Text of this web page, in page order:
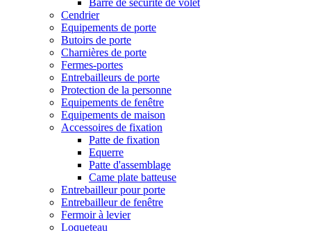
Barre de sécurité de volet
Cendrier
Equipements de porte
Butoirs de porte
Charnières de porte
Fermes-portes
Entrebailleurs de porte
Protection de la personne
Equipements de fenêtre
Equipements de maison
Accessoires de fixation
Patte de fixation
Equerre
Patte d'assemblage
Came plate batteuse
Entrebailleur pour porte
Entrebailleur de fenêtre
Fermoir à levier
Loqueteau